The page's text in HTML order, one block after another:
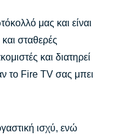
μας και είναι
σταθερές
και διατηρεί
το Fire TV σας μπει
ισχύ, ενώ